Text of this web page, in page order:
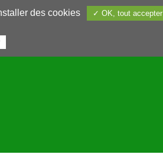
Nous contacter Utile
des cookies ✓ OK, tout accepter